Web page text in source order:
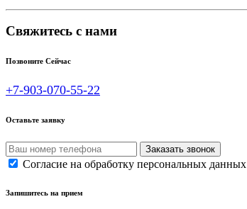
Свяжитесь с нами
Позвоните Сейчас
+7-903-070-55-22
Оставьте заявку
Согласие на обработку персональных данных
Запишитесь на прием